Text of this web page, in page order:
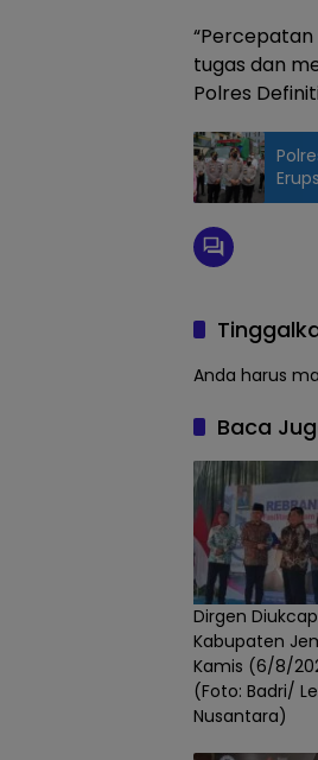
tugas dan
Polres
Anda harus
Baca
Dirgen
Kabupaten
Kamis (6/8/
(Foto: Badri/
Nusantara)